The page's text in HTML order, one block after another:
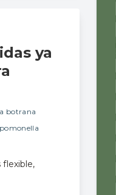
ya
botrana
flexible,